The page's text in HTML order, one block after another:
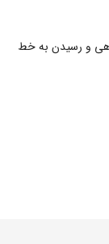
و رسیدن به خط